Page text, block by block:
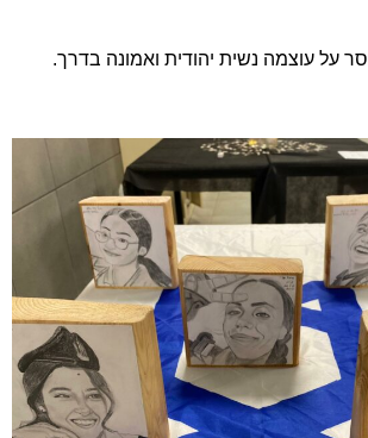
על עוצמה נשית יהודית ואמונה בדרך.